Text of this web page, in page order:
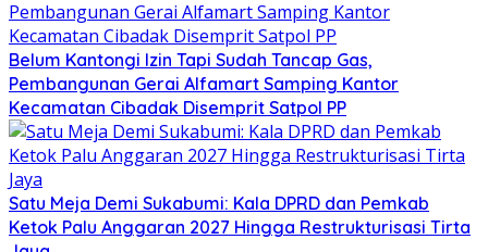
Belum Kantongi Izin Tapi Sudah Tancap Gas,
Pembangunan Gerai Alfamart Samping Kantor
Kecamatan Cibadak Disemprit Satpol PP
Satu Meja Demi Sukabumi: Kala DPRD dan Pemkab
Ketok Palu Anggaran 2027 Hingga Restrukturisasi Tirta